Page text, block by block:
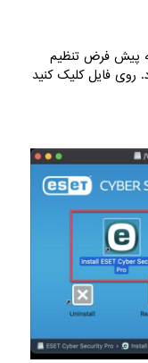
پیش فرض تنظیم
فایل کلیک کنید